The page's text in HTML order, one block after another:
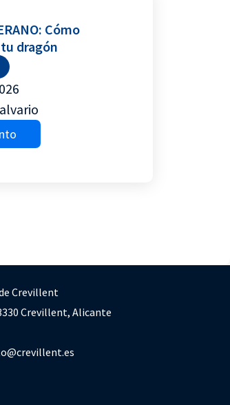
Cómo
dragón
Crevillent
Crevillent, Alicante